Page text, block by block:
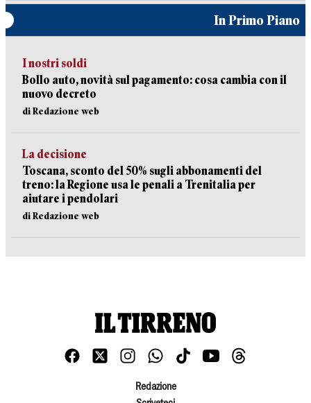
In Primo Piano
I nostri soldi
Bollo auto, novità sul pagamento: cosa cambia con il
nuovo decreto
di Redazione web
La decisione
Toscana, sconto del 50% sugli abbonamenti del
treno: la Regione usa le penali a Trenitalia per
aiutare i pendolari
di Redazione web
Redazione